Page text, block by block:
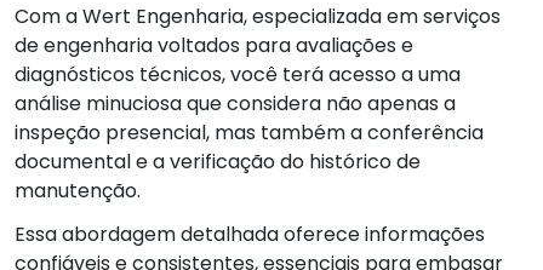
Com a Wert Engenharia, especializada em serviços
de engenharia voltados para avaliações e
diagnósticos técnicos, você terá acesso a uma
análise minuciosa que considera não apenas a
inspeção presencial, mas também a conferência
documental e a verificação do histórico de
manutenção.
Essa abordagem detalhada oferece informações
confiáveis e consistentes, essenciais para embasar